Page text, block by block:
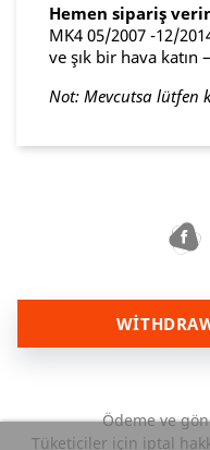
Hemen sipariş
MK4 05/2007 -12/
ve şık bir hava katın
Not: Mevcutsa lütfen
Ödeme ve
Tüketiciler için iptal